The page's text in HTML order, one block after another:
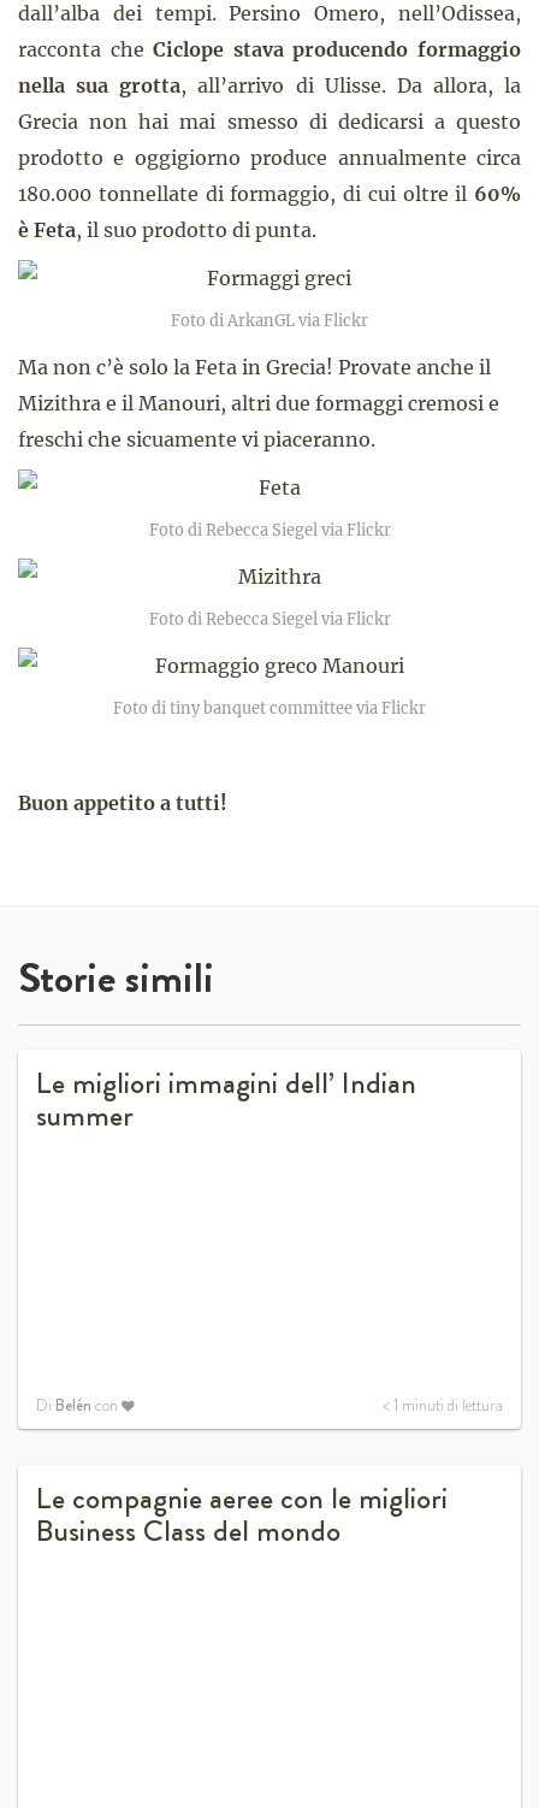
dall’alba dei tempi. Persino Omero, nell’Odissea,
racconta cheCiclope stava producendo formaggio
nella sua grotta, all’arrivo di Ulisse. Da allora, la
Grecia non hai mai smesso di dedicarsi a questo
prodotto e oggigiorno produce annualmente circa
180.000 tonnellate di formaggio, di cui oltre il 60%
è Feta, il suo prodotto di punta.
Foto di ArkanGL via Flickr
Ma non c’è solo la Feta in Grecia! Provate anche il
Mizithra e il Manouri, altri due formaggi cremosi e
freschi che sicuamente vi piaceranno.
Foto di Rebecca Siegel via Flickr
Foto di Rebecca Siegel via Flickr
Foto di tiny banquet committee via Flickr
Buon appetito a tutti!
Storie simili
Le migliori immagini dell’ Indian
summer
Di Belén con < 1 minuti di lettura
Le compagnie aeree con le migliori
Business Class del mondo